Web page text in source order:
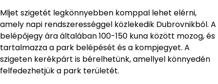
Mljet szigetét legkönnyebben komppal lehet elérni,
amely napi rendszerességgel közlekedik Dubrovnikból. A
belépőjegy ára általában 100-150 kuna között mozog, és
tartalmazza a park belépését és a kompjegyet. A
szigeten kerékpárt is bérelhetünk, amellyel könnyedén
felfedezhetjük a park területét.